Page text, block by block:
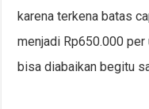
karena terkena batas
menjadi Rp650.000
bisa diabaikan begitu